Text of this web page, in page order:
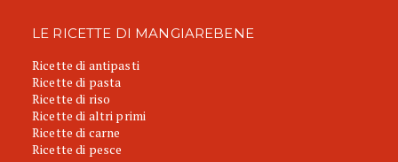
LE RICETTE DI MANGIAREBENE
Ricette di antipasti
Ricette di pasta
Ricette di riso
Ricette di altri primi
Ricette di carne
Ricette di pesce